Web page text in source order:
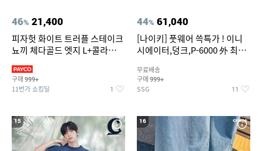
46% 21,400
피자헛 화이트 트러플 스테이크
뇨끼 체다골드 엣지 L+콜라
구매 999+
11번가 쇼킹딜 1
44% 61,040
[나이키] 풋웨어 쓱특가 ! 이니
시에이터,덩크,P-6000 外 최대
무료배송
구매 999+
SSG 11
15 16